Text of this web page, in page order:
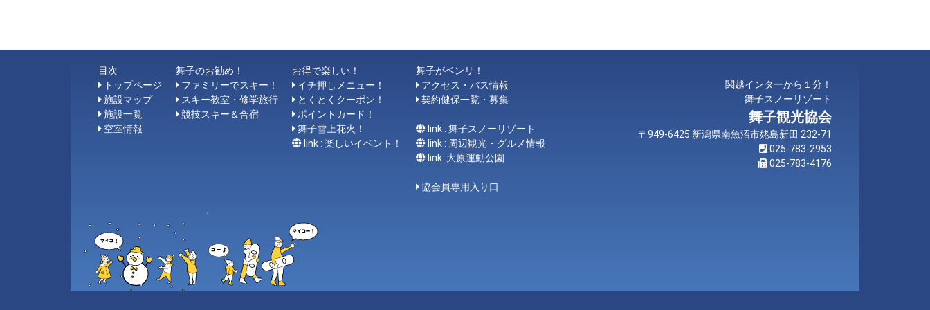
目次
トップページ
施設マップ
施設一覧
空室情報
舞子のお勧め！
ファミリーでスキー！
スキー教室・修学旅行
競技スキー＆合宿
お得で楽しい！
イチ押しメニュー！
とくとくクーポン！
ポイントカード！
舞子雪上花火！
link : 楽しいイベント！
舞子がベンリ！
アクセス・バス情報
契約健保一覧・募集
link : 舞子スノーリゾート
link : 周辺観光・グルメ情報
link: 大原運動公園
協会員専用入り口
関越インターから１分！
舞子スノーリゾート
舞子観光協会
〒949-6425 新潟県南魚沼市姥島新田 232-71
025-783-2953
025-783-4176